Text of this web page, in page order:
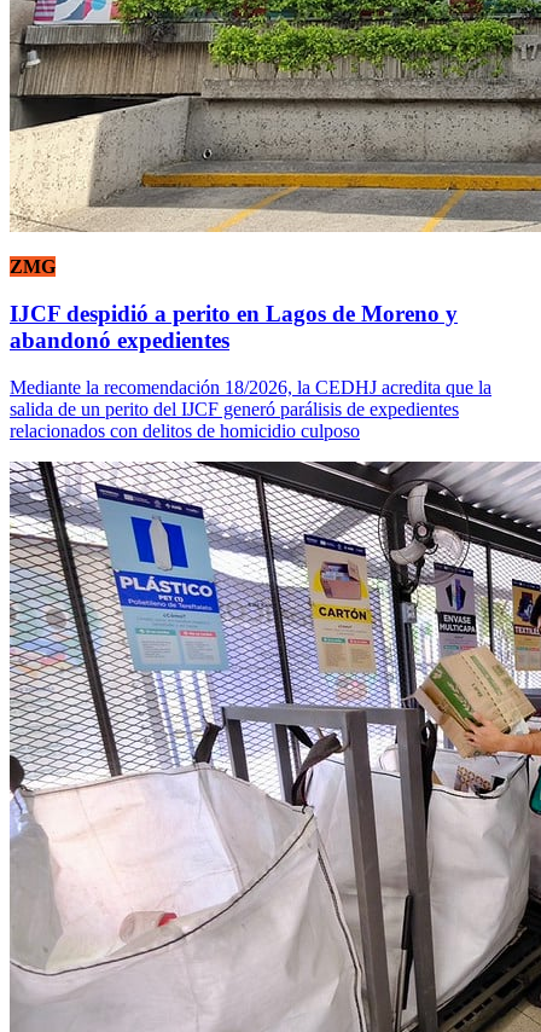
ZMG
IJCF despidió a perito en Lagos de Moreno y
abandonó expedientes
Mediante la recomendación 18/2026, la CEDHJ acredita que la
salida de un perito del IJCF generó parálisis de expedientes
relacionados con delitos de homicidio culposo